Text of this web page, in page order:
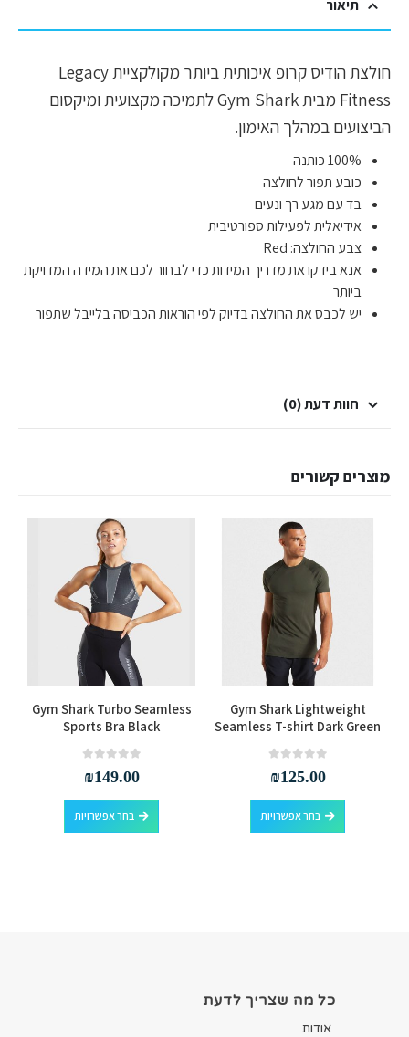
תיאור
חולצת הודיס קרופ איכותית ביותר מקולקציית Legacy
Fitness מבית Gym Shark לתמיכה מקצועית ומיקסום
הביצועים במהלך האימון.
100% כותנה
כובע תפור לחולצה
בד עם מגע רך ונעים
אידיאלית לפעילות ספורטיבית
צבע החולצה: Red
אנא בידקו את מדריך המידות כדי לבחור לכם את המידה המדויקת
ביותר
יש לכבס את החולצה בדיוק לפי הוראות הכביסה בלייבל שתפור
חוות דעת (0)
מוצרים קשורים
למוצר זה יש מספר סוגים. ניתן לבחור את האפשרויות בעמוד המוצר
Gym Shark Lightweight
Seamless T-shirt Dark Green
₪125.00
בחר אפשרויות
למוצר זה יש מספר סוגים. ניתן לבחור את האפשרויות בעמוד המוצר
למוצר זה יש מספר סוגים. ניתן לבחור את האפשרויות בעמוד המוצר
Gym Shark Turbo Seamless
Sports Bra Black
₪149.00
בחר אפשרויות
למוצר זה יש מספר סוגים. ניתן לבחור את האפשרויות בעמוד המוצר
כל מה שצריך לדעת
אודות